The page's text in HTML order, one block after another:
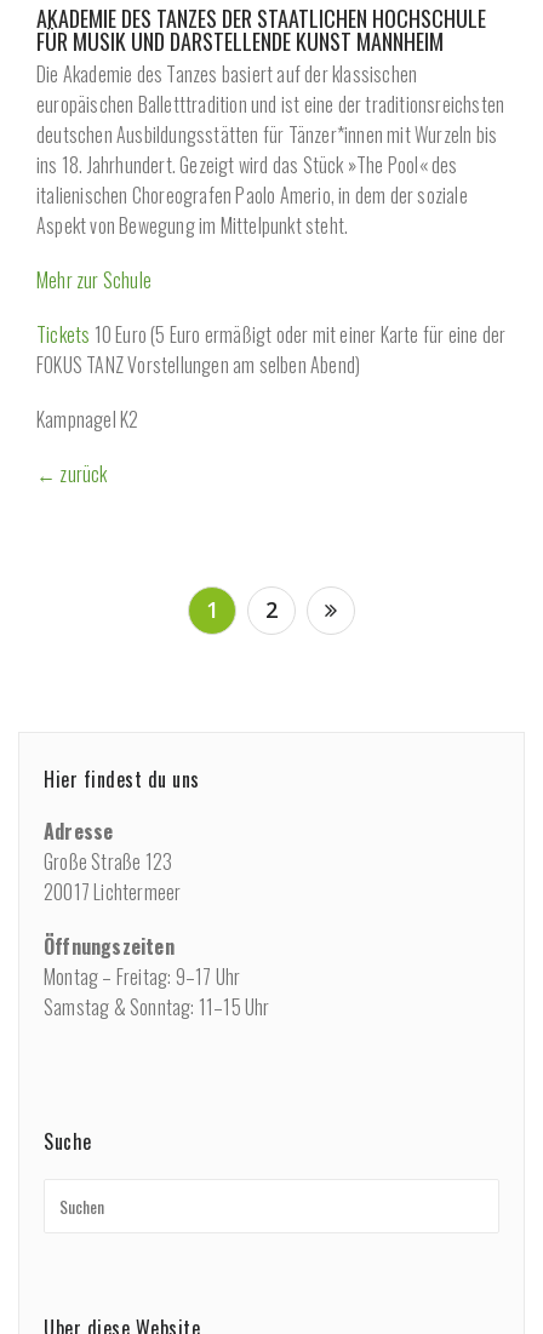
AKADEMIE DES TANZES DER STAATLICHEN HOCHSCHULE
FÜR MUSIK UND DARSTELLENDE KUNST MANNHEIM
Die Akademie des Tanzes basiert auf der klassischen
europäischen Balletttradition und ist eine der traditionsreichsten
deutschen Ausbildungsstätten für Tänzer*innen mit Wurzeln bis
ins 18. Jahrhundert. Gezeigt wird das Stück »The Pool« des
italienischen Choreografen Paolo Amerio, in dem der soziale
Aspekt von Bewegung im Mittelpunkt steht.
Mehr zur Schule
Tickets 10 Euro (5 Euro ermäßigt oder mit einer Karte für eine der
FOKUS TANZ Vorstellungen am selben Abend)
Kampnagel K2
← zurück
1 2
Hier findest du uns
Adresse
Große Straße 123
20017 Lichtermeer
Öffnungszeiten
Montag – Freitag: 9–17 Uhr
Samstag & Sonntag: 11–15 Uhr
Suche
Über diese Website